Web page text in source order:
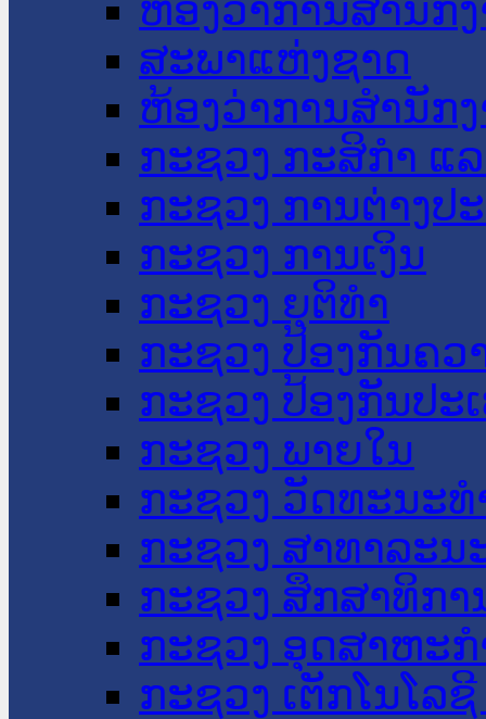
ຫ້ອງວ່າການສໍານັກ
ສະພາແຫ່ງຊາດ
ຫ້ອງວ່າການສຳນັກ
ກະຊວງ ກະສິກຳ ແ
ກະຊວງ ການຕ່າງປ
ກະຊວງ ການເງິນ
ກະຊວງ ຍຸຕິທໍາ
ກະຊວງ ປ້ອງກັນຄວ
ກະຊວງ ປ້ອງກັນປະ
ກະຊວງ ພາຍໃນ
ກະຊວງ ວັດທະນະ
ກະຊວງ ສາທາລະນ
ກະຊວງ ສຶກສາທິກາ
ກະຊວງ ອຸດສາຫະ
ກະຊວງ ເຕັກໂນໂລ